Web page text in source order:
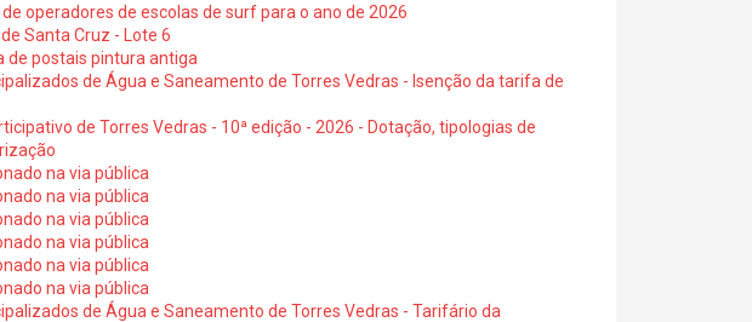
operadores de escolas de surf para o ano de 2026
Santa Cruz - Lote 6
de postais pintura antiga
de Água e Saneamento de Torres Vedras - Isenção da tarifa de
de Torres Vedras - 10ª edição - 2026 - Dotação, tipologias de
na via pública
na via pública
na via pública
na via pública
na via pública
na via pública
de Água e Saneamento de Torres Vedras - Tarifário da